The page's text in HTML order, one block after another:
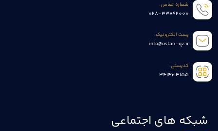
شماره تماس:
028-33892000
پست الکترونیک:
info@ostan-qz.ir
کدپستی:
3414613155
شبکه های اجتماعی